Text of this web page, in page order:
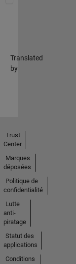
Translated
by
Trust
Center
Marques
déposées
Politique de
confidentialité
Lutte
anti-
piratage
Statut des
applications
Conditions